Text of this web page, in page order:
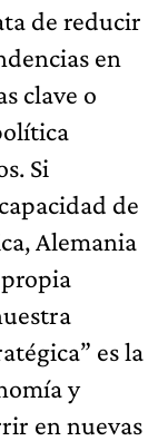
de reducir
en
clave o
Si
de
Alemania
es la
y
en nuevas